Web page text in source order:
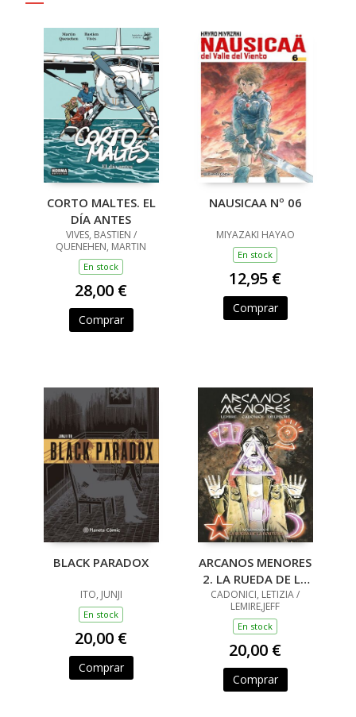
CORTO MALTES. EL
DÍA ANTES
VIVES, BASTIEN /
QUENEHEN, MARTIN
En stock
28,00 €
Comprar
NAUSICAA Nº 06
MIYAZAKI HAYAO
En stock
12,95 €
Comprar
BLACK PARADOX
ITO, JUNJI
En stock
20,00 €
Comprar
ARCANOS MENORES
2. LA RUEDA DE LA
FORTUNA
CADONICI, LETIZIA /
LEMIRE,JEFF
En stock
20,00 €
Comprar